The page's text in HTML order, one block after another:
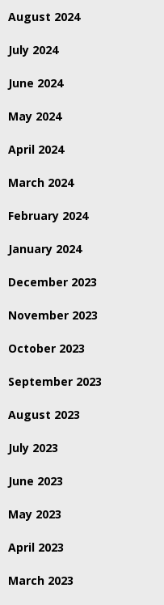
August 2024
July 2024
June 2024
May 2024
April 2024
March 2024
February 2024
January 2024
December 2023
November 2023
October 2023
September 2023
August 2023
July 2023
June 2023
May 2023
April 2023
March 2023